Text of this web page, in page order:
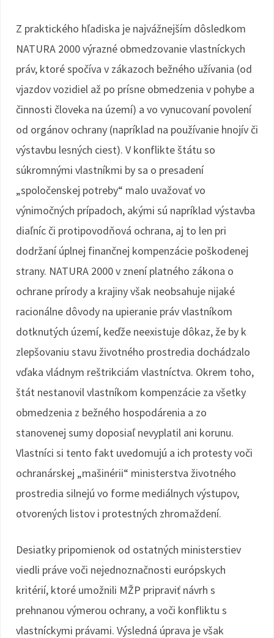
Z praktického hľadiska je najvážnejším dôsledkom
NATURA 2000 výrazné obmedzovanie vlastníckych
práv, ktoré spočíva v zákazoch bežného užívania (od
vjazdov vozidiel až po prísne obmedzenia v pohybe a
činnosti človeka na území) a vo vynucovaní povolení
od orgánov ochrany (napríklad na používanie hnojív či
výstavbu lesných ciest). V konflikte štátu so
súkromnými vlastníkmi by sa o presadení
„spoločenskej potreby“ malo uvažovať vo
výnimočných prípadoch, akými sú napríklad výstavba
diaľníc či protipovodňová ochrana, aj to len pri
dodržaní úplnej finančnej kompenzácie poškodenej
strany. NATURA 2000 v znení platného zákona o
ochrane prírody a krajiny však neobsahuje nijaké
racionálne dôvody na upieranie práv vlastníkom
dotknutých území, keďže neexistuje dôkaz, že by k
zlepšovaniu stavu životného prostredia dochádzalo
vďaka vládnym reštrikciám vlastníctva. Okrem toho,
štát nestanovil vlastníkom kompenzácie za všetky
obmedzenia z bežného hospodárenia a zo
stanovenej sumy doposiaľ nevyplatil ani korunu.
Vlastníci si tento fakt uvedomujú a ich protesty voči
ochranárskej „mašinérii“ ministerstva životného
prostredia silnejú vo forme mediálnych výstupov,
otvorených listov i protestných zhromaždení.
Desiatky pripomienok od ostatných ministerstiev
viedli práve voči nejednoznačnosti európskych
kritérií, ktoré umožnili MŽP pripraviť návrh s
prehnanou výmerou ochrany, a voči konfliktu s
vlastníckymi právami. Výsledná úprava je však